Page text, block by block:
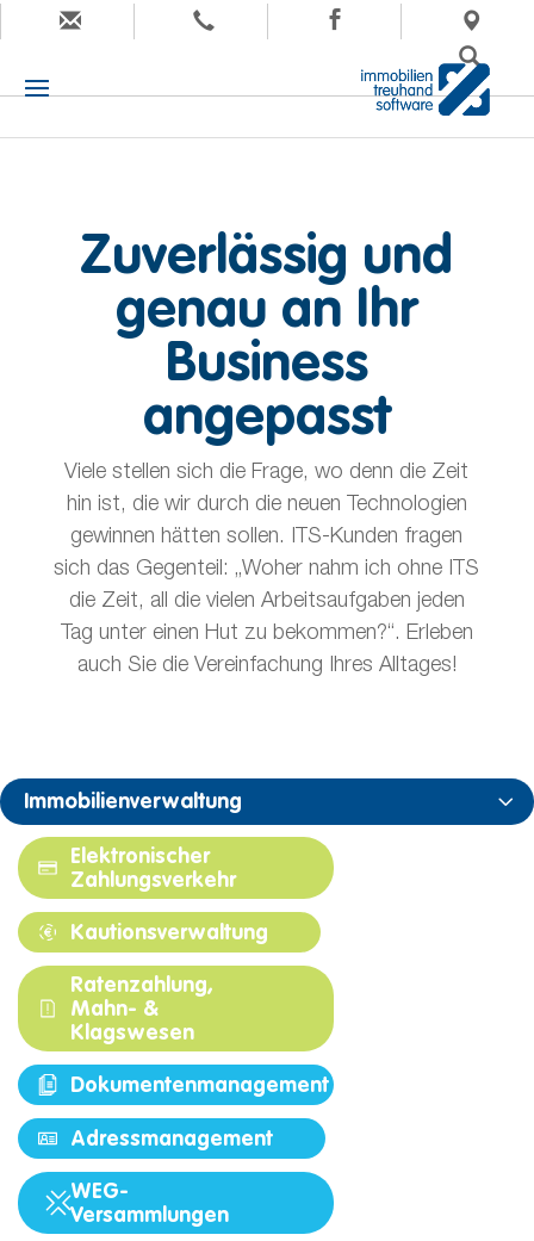
Zuverlässig und
genau an Ihr
Business
angepasst
Viele stellen sich die Frage, wo denn die Zeit
hin ist, die wir durch die neuen Technologien
gewinnen hätten sollen. ITS-Kunden fragen
sich das Gegenteil: „Woher nahm ich ohne ITS
die Zeit, all die vielen Arbeitsaufgaben jeden
Tag unter einen Hut zu bekommen?“. Erleben
auch Sie die Vereinfachung Ihres Alltages!
Immobilienverwaltung
Elektronischer
Zahlungsverkehr
Kautionsverwaltung
Ratenzahlung,
Mahn- &
Klagswesen
Dokumentenmanagement
Adressmanagement
WEG-
Versammlungen